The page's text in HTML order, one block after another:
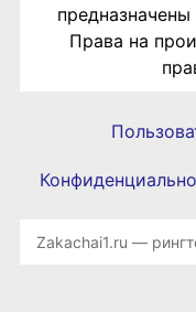
Права на
Zakachai1.ru —